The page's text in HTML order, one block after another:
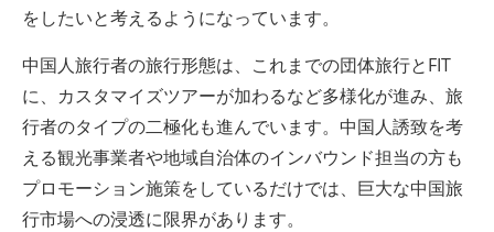
をしたいと考えるようになっています。
中国人旅行者の旅行形態は、これまでの団体旅行とFIT
に、カスタマイズツアーが加わるなど多様化が進み、旅
行者のタイプの二極化も進んでいます。中国人誘致を考
える観光事業者や地域自治体のインバウンド担当の方も
プロモーション施策をしているだけでは、巨大な中国旅
行市場への浸透に限界があります。